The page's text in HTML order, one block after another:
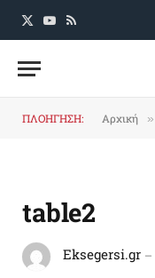
X
YouTube
RSS
ΠΛΟΗΓΗΣΗ: Αρχική »
table2
Eksegersi.gr